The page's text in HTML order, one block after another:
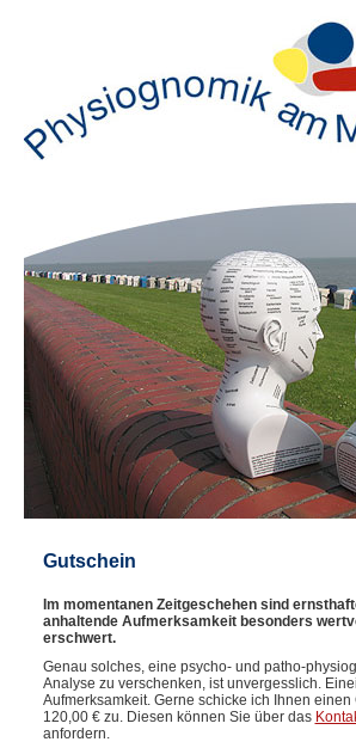
Gutschein
Im momentanen Zeitgeschehen sind
anhaltende Aufmerksamkeit besonders
erschwert.
Genau solches, eine psycho- und patho-
Analyse zu verschenken, ist unvergesslich.
Aufmerksamkeit. Gerne schicke ich Ihnen einen
120,00 € zu. Diesen können Sie über das
anfordern.